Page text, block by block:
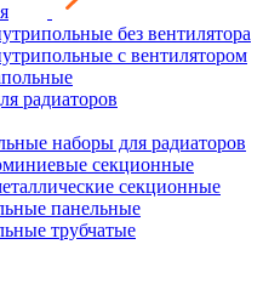
без вентилятора
с вентилятором
радиаторов
наборы для радиаторов
секционные
секционные
панельные
трубчатые